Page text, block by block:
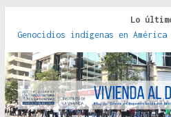
Lo
Genocidios indígenas en
Estudios sobre la
políticas, prácticas y
Donde el pedernal choca con
crítica de las fronteras
Criterios técnicos para una